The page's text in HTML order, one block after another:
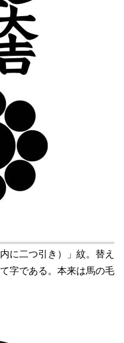
内に二つ引き）」紋。替え
字である。本来は馬の毛